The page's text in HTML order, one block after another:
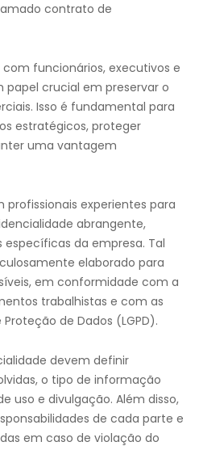
contrato de
funcionários, executivos e
crucial em preservar o
Isso é fundamental para
estratégicos, proteger
uma vantagem
experientes para
abrangente,
da empresa. Tal
elaborado para
em conformidade com a
trabalhistas e com as
de Dados (LGPD).
devem definir
o tipo de informação
uso e divulgação. Além disso,
de cada parte e
em caso de violação do